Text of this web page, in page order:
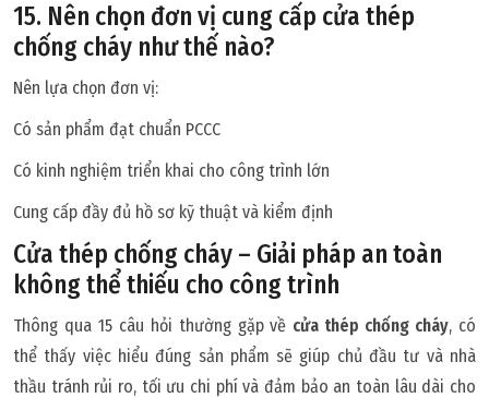
15. Nên chọn đơn vị cung cấp cửa thép
chống cháy như thế nào?
Nên lựa chọn đơn vị:
Có sản phẩm đạt chuẩn PCCC
Có kinh nghiệm triển khai cho công trình lớn
Cung cấp đầy đủ hồ sơ kỹ thuật và kiểm định
Cửa thép chống cháy – Giải pháp an toàn
không thể thiếu cho công trình
Thông qua 15 câu hỏi thường gặp về cửa thép chống cháy, có
thể thấy việc hiểu đúng sản phẩm sẽ giúp chủ đầu tư và nhà
thầu tránh rủi ro, tối ưu chi phí và đảm bảo an toàn lâu dài cho